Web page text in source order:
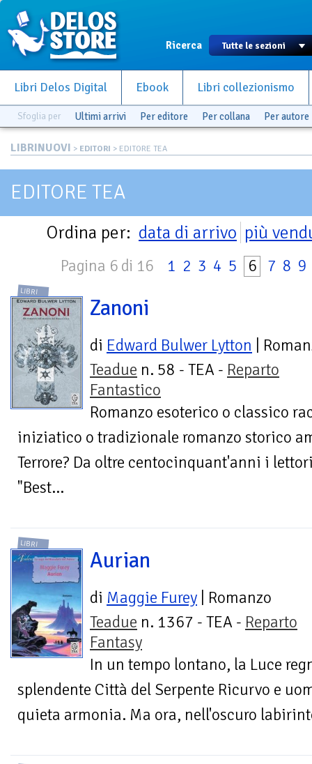
Ricerca
Libri Delos Digital Ebook Libri collezionismo
Sfoglia per Ultimi arrivi Per editore Per collana Per autore
LIBRINUOVI > EDITORI > EDITORE TEA
EDITORE TEA
Ordina per: data di arrivo più
Pagina 6 di 16 1 2 3 4 5 6 7 8 9
LIBRI
Zanoni
di Edward Bulwer Lytton |
Teadue n. 58 - TEA - Reparto
Fantastico
Romanzo esoterico o classico
iniziatico o tradizionale romanzo storico
Terrore? Da oltre centocinquant'anni i
"Best...
LIBRI
Aurian
di Maggie Furey | Romanzo
Teadue n. 1367 - TEA - Reparto
Fantasy
In un tempo lontano, la Luce
splendente Città del Serpente Ricurvo e
quieta armonia. Ma ora, nell'oscuro